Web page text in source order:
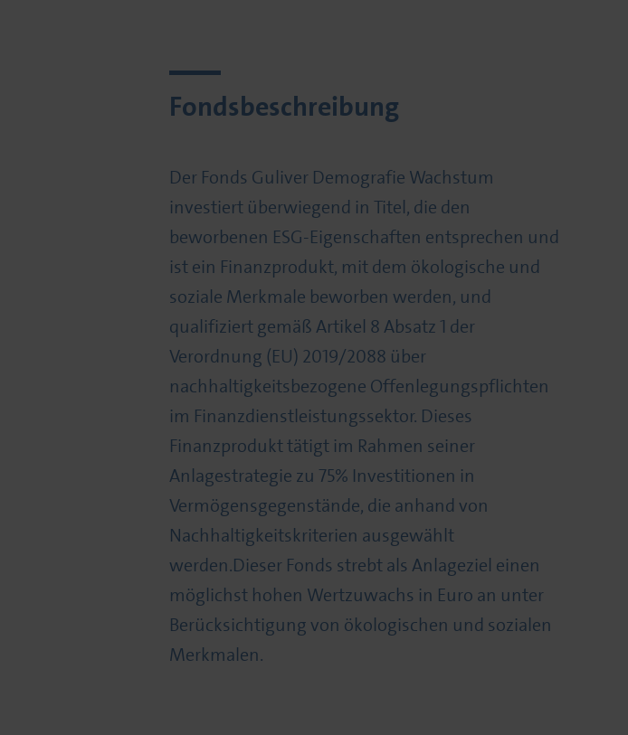
Fondsbeschreibung
Der Fonds Guliver Demografie Wachstum
investiert überwiegend in Titel, die den
beworbenen ESG-Eigenschaften entsprechen und
ist ein Finanzprodukt, mit dem ökologische und
soziale Merkmale beworben werden, und
qualifiziert gemäß Artikel 8 Absatz 1 der
Verordnung (EU) 2019/2088 über
nachhaltigkeitsbezogene Offenlegungspflichten
im Finanzdienstleistungssektor. Dieses
Finanzprodukt tätigt im Rahmen seiner
Anlagestrategie zu 75% Investitionen in
Vermögensgegenstände, die anhand von
Nachhaltigkeitskriterien ausgewählt
werden.Dieser Fonds strebt als Anlageziel einen
möglichst hohen Wertzuwachs in Euro an unter
Berücksichtigung von ökologischen und sozialen
Merkmalen.